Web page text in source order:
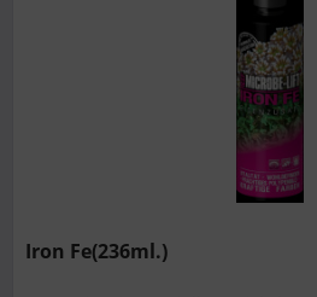
Iron Fe(236ml.)